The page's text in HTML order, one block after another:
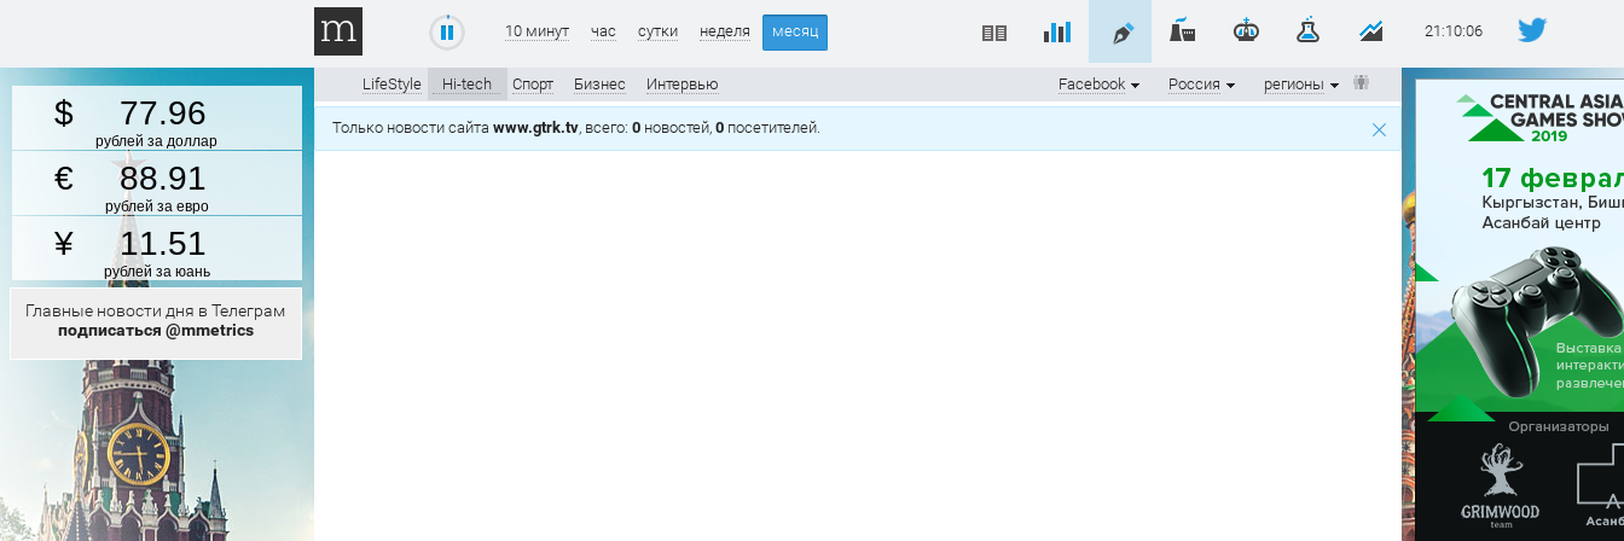
77.96
рублей за доллар
88.91
рублей за евро
11.51
рублей за юань
Главные новости дня в Телеграм
подписаться @mmetrics
21:10:07
10 минут час сутки неделя месяц
LifeStyle Hi-tech Спорт Бизнес Интервью регионы
Россия
Facebook
Только новости сайта www.gtrk.tv, всего: 0 новостей, 0 посетителей.